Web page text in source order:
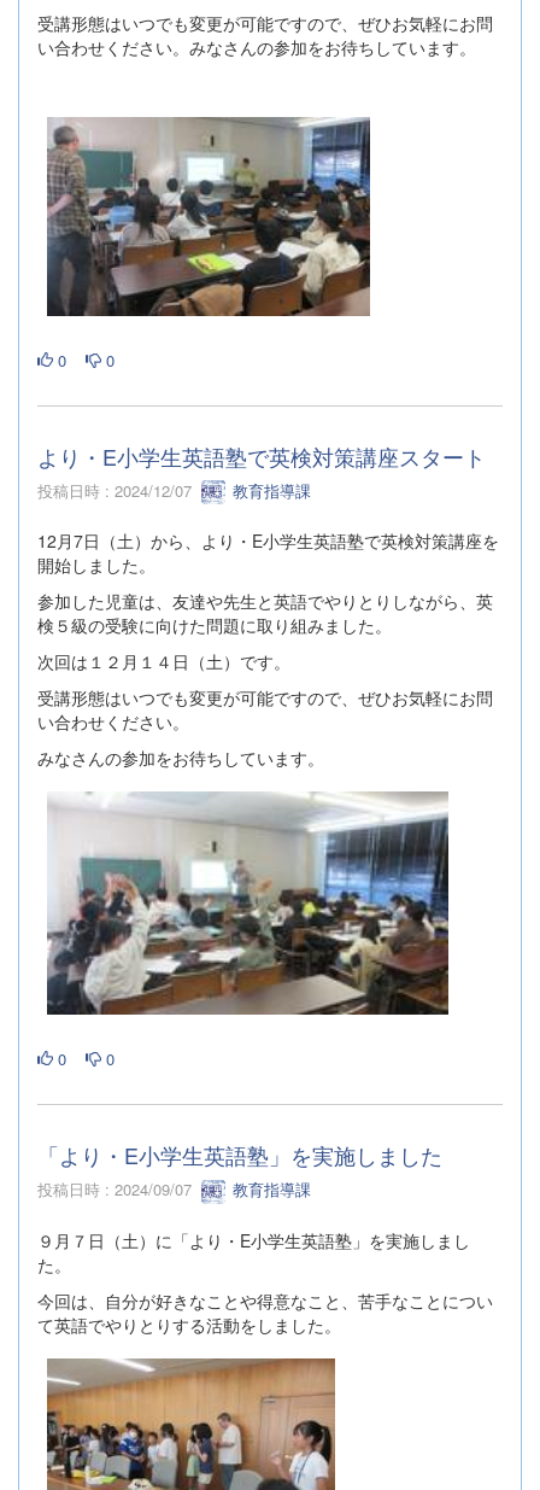
受講形態はいつでも変更が可能ですので、ぜひお気軽にお問
い合わせください。みなさんの参加をお待ちしています。
0 0
より・E小学生英語塾で英検対策講座スタート
投稿日時 : 2024/12/07 教育指導課
12月7日（土）から、より・E小学生英語塾で英検対策講座を
開始しました。
参加した児童は、友達や先生と英語でやりとりしながら、英
検５級の受験に向けた問題に取り組みました。
次回は１２月１４日（土）です。
受講形態はいつでも変更が可能ですので、ぜひお気軽にお問
い合わせください。
みなさんの参加をお待ちしています。
0 0
「より・E小学生英語塾」を実施しました
投稿日時 : 2024/09/07 教育指導課
９月７日（土）に「より・E小学生英語塾」を実施しまし
た。
今回は、自分が好きなことや得意なこと、苦手なことについ
て英語でやりとりする活動をしました。